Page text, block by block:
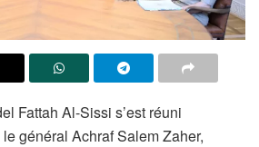
Fattah Al-Sissi s’est réuni
général Achraf Salem Zaher,